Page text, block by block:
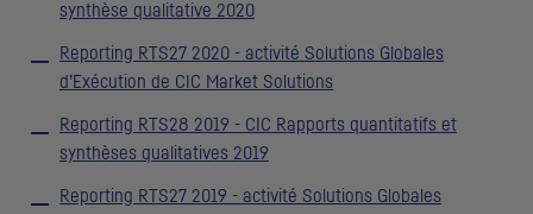
synthèse qualitative 2020
Reporting RTS27 2020 - activité Solutions Globales
d’Exécution de CIC Market Solutions
Reporting RTS28 2019 - CIC Rapports quantitatifs et
synthèses qualitatives 2019
Reporting RTS27 2019 - activité Solutions Globales